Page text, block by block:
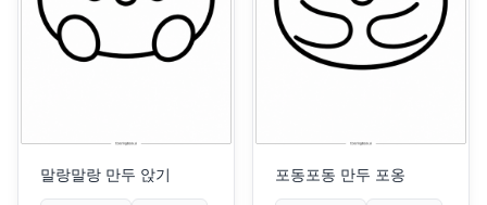
말랑말랑 만두 앉기 포동포동 만두 포옹